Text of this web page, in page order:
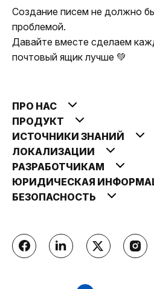
Создание писем не должно
проблемой.
Давайте вместе сделаем
почтовый ящик лучше 💚
ПРО НАС
ПРОДУКТ
ИСТОЧНИКИ ЗНАНИЙ
ЛОКАЛИЗАЦИИ
РАЗРАБОТЧИКАМ
ЮРИДИЧЕСКАЯ
БЕЗОПАСНОСТЬ